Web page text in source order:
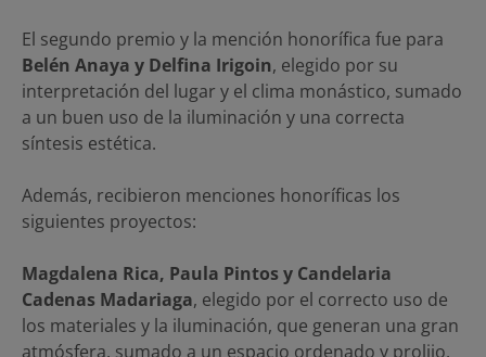
El segundo premio y la mención honorífica fue para
Belén Anaya y Delfina Irigoin, elegido por su
interpretación del lugar y el clima monástico, sumado
a un buen uso de la iluminación y una correcta
síntesis estética.
Además, recibieron menciones honoríficas los
siguientes proyectos:
Magdalena Rica, Paula Pintos y Candelaria
Cadenas Madariaga, elegido por el correcto uso de
los materiales y la iluminación, que generan una gran
atmósfera, sumado a un espacio ordenado y prolijo,